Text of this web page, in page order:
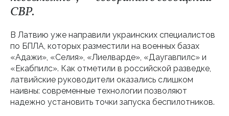
СВР.
В Латвию уже направили украинских специалистов
по БПЛА, которых разместили на военных базах
«Адажи», «Селия», «Лиелварде», «Даугавпилс» и
«Екабпилс». Как отметили в российской разведке,
латвийские руководители оказались слишком
наивны: современные технологии позволяют
надежно установить точки запуска беспилотников.